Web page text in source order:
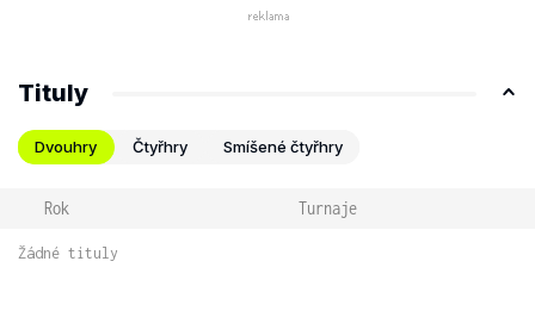
Tituly
Dvouhry Čtyřhry Smíšené čtyřhry
Rok Turnaje
Žádné tituly